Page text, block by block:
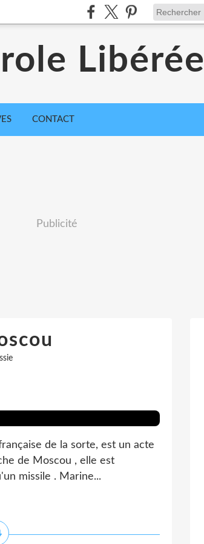
Libérée
CONTACT
Publicité
de la sorte, est un acte
de Moscou , elle est
missile . Marine...